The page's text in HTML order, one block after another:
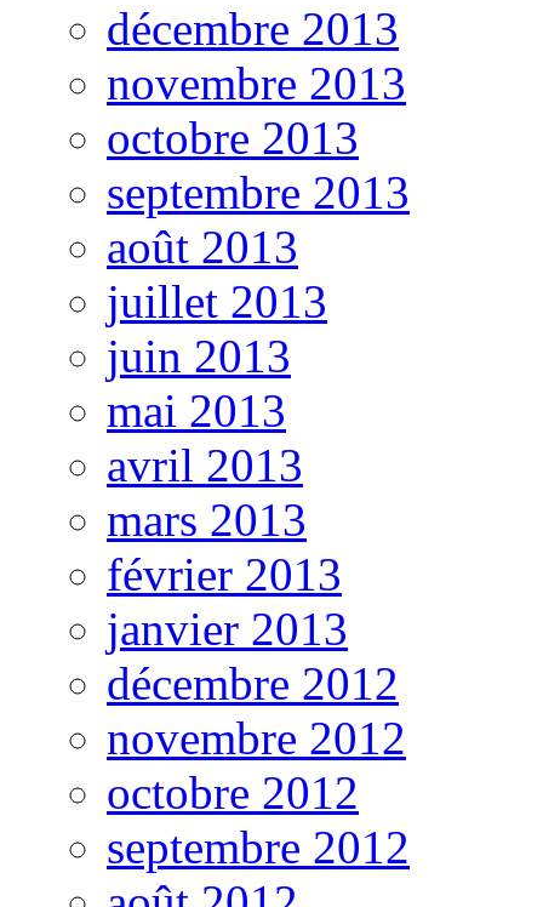
décembre 2013
novembre 2013
octobre 2013
septembre 2013
août 2013
juillet 2013
juin 2013
mai 2013
avril 2013
mars 2013
février 2013
janvier 2013
décembre 2012
novembre 2012
octobre 2012
septembre 2012